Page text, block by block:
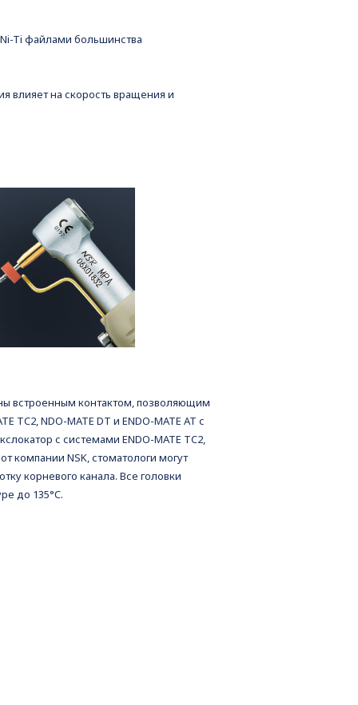
Ti файлами большинства
влияет на скорость вращения и
встроенным контактом, позволяющим
TC2, NDO-MATE DT и ENDO-MATE AT с
с системами ENDO-MATE TC2,
компании NSK, стоматологи могут
корневого канала. Все головки
до 135°C.